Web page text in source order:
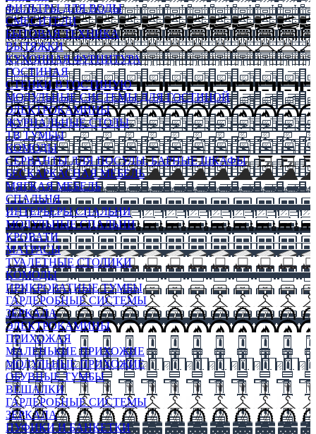
ФИЛЬТРЫ ДЛЯ ВОДЫ
СМЕСИТЕЛИ
БЫТОВАЯ ТЕХНИКА
ВЫТЯЖКИ
КУХОННАЯ ФУРНИТУРА
ГОСТИНАЯ
СТЕНКИ В ГОСТИНУЮ
МОДУЛЬНЫЕ СИСТЕМЫ ДЛЯ ГОСТИНОЙ
ЭЛЕКТРОКАМИНЫ
ЖУРНАЛЬНЫЕ СТОЛЫ
ТВ ТУМБЫ
КОМОДЫ
СЕРВАНТЫ ДЛЯ ПОСУДЫ, БАРНЫЕ ШКАФЫ
БЕСКАРКАСНАЯ МЕБЕЛЬ
МЯГКАЯ МЕБЕЛЬ
СПАЛЬНЯ
ИНТЕРЬЕРЫ СПАЛЬНИ
МОДУЛЬНЫЕ СПАЛЬНИ
КРОВАТИ
МАТРАСЫ
ТУАЛЕТНЫЕ СТОЛИКИ
КОМОДЫ
ПРИКРОВАТНЫЕ ТУМБЫ
ГАРДЕРОБНЫЕ СИСТЕМЫ
ЗЕРКАЛА
ЭЛЕКТРОКАМИНЫ
ПРИХОЖАЯ
МАЛЕНЬКИЕ ПРИХОЖИЕ
МОДУЛЬНЫЕ ПРИХОЖИЕ
ОБУВНЫЕ ТУМБЫ
ВЕШАЛКИ
ГАРДЕРОБНЫЕ СИСТЕМЫ
ЗЕРКАЛА
ПУФИКИ И БАНКЕТКИ